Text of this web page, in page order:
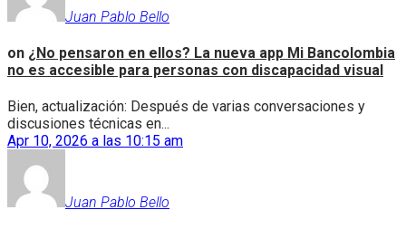
Juan Pablo Bello
on ¿No pensaron en ellos? La nueva app Mi Bancolombia
no es accesible para personas con discapacidad visual
Bien, actualización: Después de varias conversaciones y
discusiones técnicas en...
Apr 10, 2026 a las 10:15 am
Juan Pablo Bello